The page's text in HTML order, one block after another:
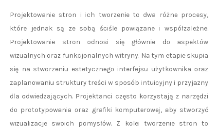
Projektowanie stron i ich tworzenie to dwa różne procesy,
które jednak są ze sobą ściśle powiązane i współzależne.
Projektowanie stron odnosi się głównie do aspektów
wizualnych oraz funkcjonalnych witryny. Na tym etapie skupia
się na stworzeniu estetycznego interfejsu użytkownika oraz
zaplanowaniu struktury treści w sposób intuicyjny i przyjazny
dla odwiedzających. Projektanci często korzystają z narzędzi
do prototypowania oraz grafiki komputerowej, aby stworzyć
wizualizacje swoich pomysłów. Z kolei tworzenie stron to